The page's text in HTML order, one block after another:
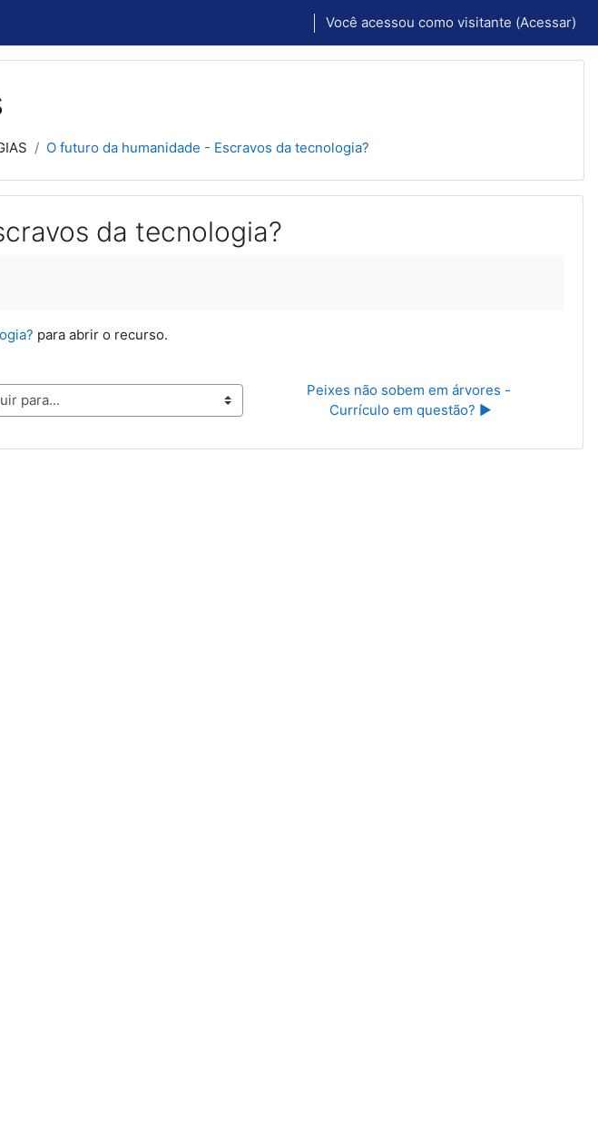
Você acessou como visitante (Acessar)
O futuro da humanidade - Escravos da tecnologia?
da tecnologia?
para abrir o recurso.
Peixes não sobem em árvores -
Currículo em questão? ▶︎